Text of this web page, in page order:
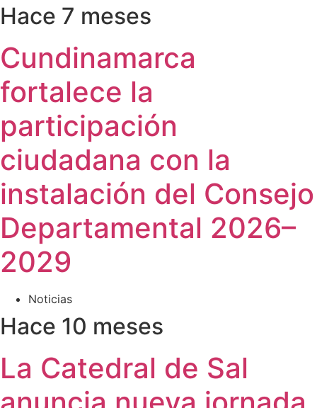
Hace 7 meses
Cundinamarca
fortalece la
participación
ciudadana con la
instalación del Consejo
Departamental 2026–
2029
Noticias
Hace 10 meses
La Catedral de Sal